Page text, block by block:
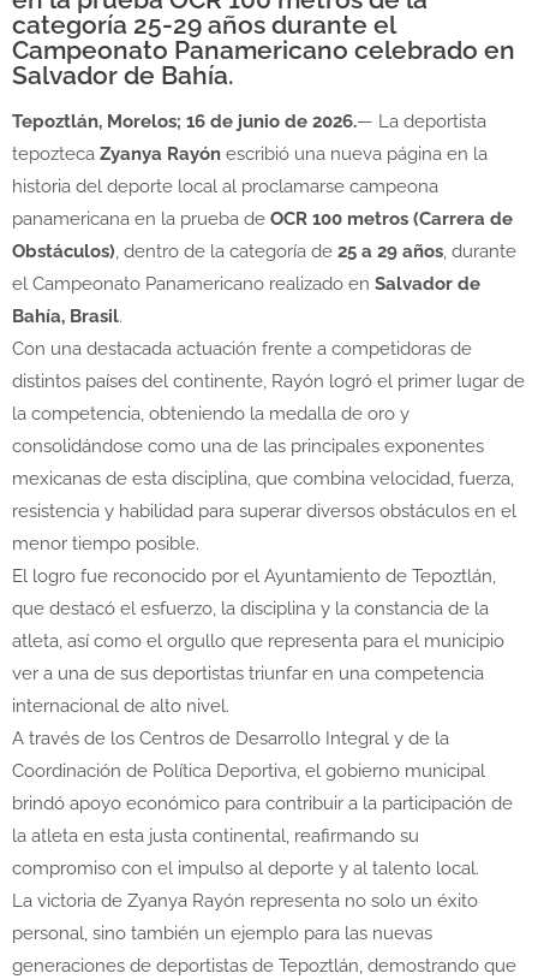
categoría 25-29 años durante el
Campeonato Panamericano celebrado en
Salvador de Bahía.
Tepoztlán, Morelos; 16 de junio de 2026.— La deportista
tepozteca Zyanya Rayón escribió una nueva página en la
historia del deporte local al proclamarse campeona
panamericana en la prueba de OCR 100 metros (Carrera de
Obstáculos), dentro de la categoría de 25 a 29 años, durante
el Campeonato Panamericano realizado en Salvador de
Bahía, Brasil.
Con una destacada actuación frente a competidoras de
distintos países del continente, Rayón logró el primer lugar de
la competencia, obteniendo la medalla de oro y
consolidándose como una de las principales exponentes
mexicanas de esta disciplina, que combina velocidad, fuerza,
resistencia y habilidad para superar diversos obstáculos en el
menor tiempo posible.
El logro fue reconocido por el Ayuntamiento de Tepoztlán,
que destacó el esfuerzo, la disciplina y la constancia de la
atleta, así como el orgullo que representa para el municipio
ver a una de sus deportistas triunfar en una competencia
internacional de alto nivel.
A través de los Centros de Desarrollo Integral y de la
Coordinación de Política Deportiva, el gobierno municipal
brindó apoyo económico para contribuir a la participación de
la atleta en esta justa continental, reafirmando su
compromiso con el impulso al deporte y al talento local.
La victoria de Zyanya Rayón representa no solo un éxito
personal, sino también un ejemplo para las nuevas
generaciones de deportistas de Tepoztlán, demostrando que